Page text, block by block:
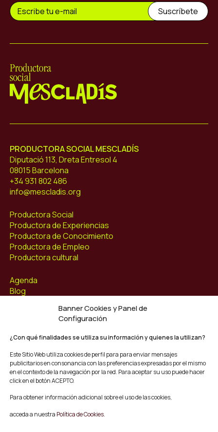
Banner Cookies y Panel de
Configuración
¿Con qué finalidades se utiliza su información y quienes la utilizan?
Este Sitio Web utiliza cookies de perfil para para enviar mensajes
publicitarios en consonancia con las preferencias expresadas por el mismo
en el contexto de la navegación por la red. Para aceptar su uso puede hacer
click en el botón ACEPTO.
Para obtener información adicional sobre el uso de las cookies,
acceda a nuestra Política de Cookies.
PRODUCTORA SOCIAL MESCLADÍS
Diputació 113, Dreta Entresol 4
08015 Barcelona
+34 931 802 486
info@mescladis.org
Productora Social
Productora de Experiencias
Productora de Conocimiento
Productora de Empleo
Productora cultural
Agenda
Blog
Facebook
Youtube
Twitter/X
© Mescladís 2026
Aviso legal